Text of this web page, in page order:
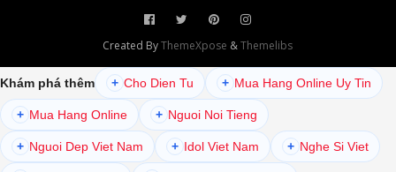
Created ByThemeXpose &Themelibs
Khám phá thêm + Cho Dien Tu + Mua Hang Online Uy Tin
+ Mua Hang Online + Nguoi Noi Tieng
+ Nguoi Dep Viet Nam + Idol Viet Nam + Nghe Si Viet